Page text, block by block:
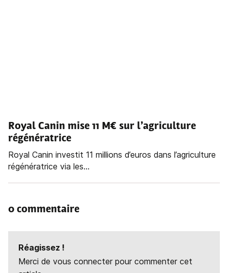
Royal Canin mise 11 M€ sur l’agriculture
régénératrice
Royal Canin investit 11 millions d’euros dans l’agriculture
régénératrice via les...
0 commentaire
Réagissez !
Merci de vous connecter pour commenter cet